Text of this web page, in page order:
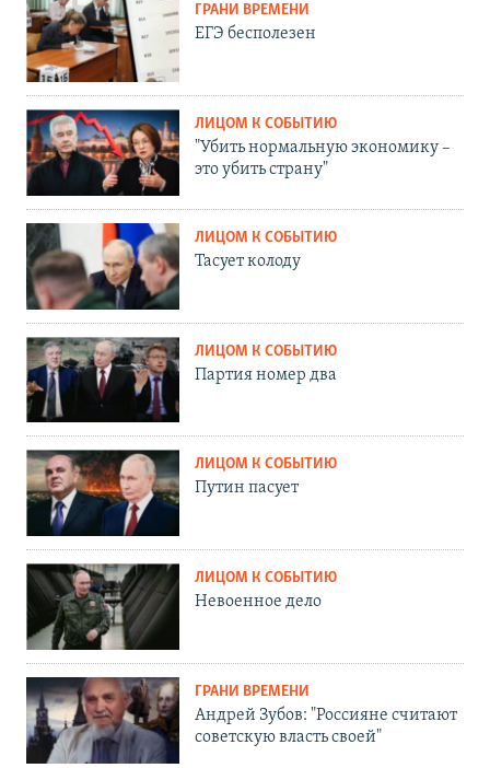
ГРАНИ ВРЕМЕНИ
ЕГЭ бесполезен
ЛИЦОМ К СОБЫТИЮ
"Убить нормальную экономику –
это убить страну"
ЛИЦОМ К СОБЫТИЮ
Тасует колоду
ЛИЦОМ К СОБЫТИЮ
Партия номер два
ЛИЦОМ К СОБЫТИЮ
Путин пасует
ЛИЦОМ К СОБЫТИЮ
Невоенное дело
ГРАНИ ВРЕМЕНИ
Андрей Зубов: "Россияне считают
советскую власть своей"